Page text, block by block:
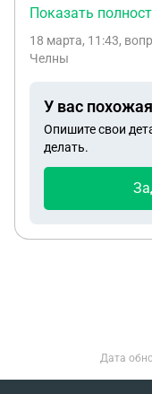
сменили фамилию
об алиментах
и не интересуется. Могу ли я в таком случае
выписать его из
детей? И если
его о данном
Показать
18 марта, 11:43,
Челны
У вас
Опишите свои
делать.
Дата